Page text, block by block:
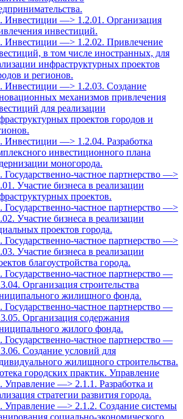
Инвестиции —> 1.2.01. Организация
инвестиций.
Инвестиции —> 1.2.02. Привлечение
в том числе иностранных, для
инфраструктурных проектов
и регионов.
Инвестиции —> 1.2.03. Создание
механизмов привлечения
для реализации
проектов городов и
Инвестиции —> 1.2.04. Разработка
инвестиционного плана
моногорода.
Государственно-частное партнерство —>
Участие бизнеса в реализации
проектов.
Государственно-частное партнерство —>
Участие бизнеса в реализации
проектов города.
Государственно-частное партнерство —>
Участие бизнеса в реализации
благоустройства города.
Государственно-частное партнерство —
Организация строительства
жилищного фонда.
Государственно-частное партнерство —
Организация содержания
жилого фонда.
Государственно-частное партнерство —
Создание условий для
жилищного строительства.
городских практик. Управление
Управление —> 2.1.1. Разработка и
стратегии развития города.
Управление —> 2.1.2. Создание системы
социально-экономического